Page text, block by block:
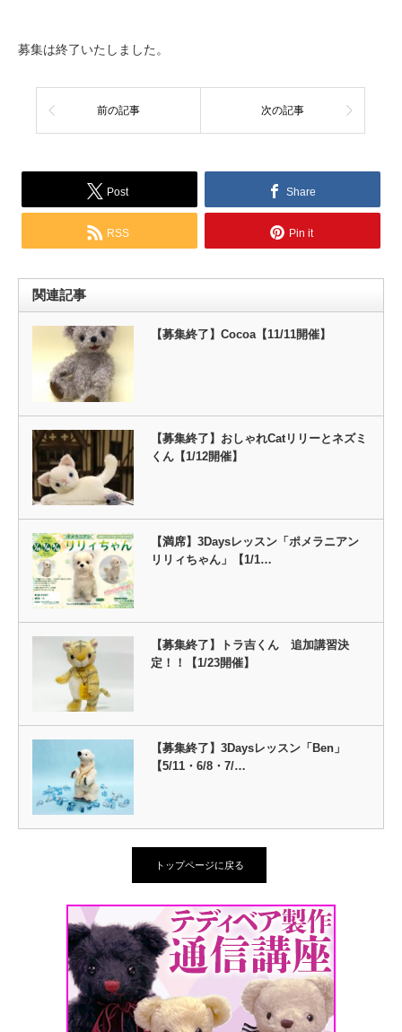
募集は終了いたしました。
前の記事 次の記事
Post Share
RSS Pin it
関連記事
【募集終了】Cocoa【11/11開催】
【募集終了】おしゃれCatリリーとネズミ
くん【1/12開催】
【満席】3Daysレッスン「ポメラニアン
リリィちゃん」【1/1…
【募集終了】トラ吉くん 追加講習決
定！！【1/23開催】
【募集終了】3Daysレッスン「Ben」
【5/11・6/8・7/…
トップページに戻る